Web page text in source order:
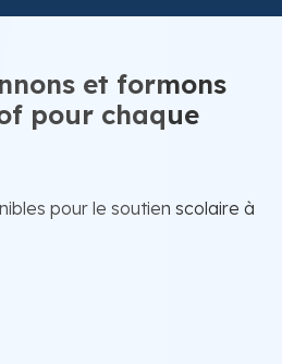
et formons
pour chaque